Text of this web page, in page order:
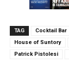
TAG Cocktail Bar
House of Suntory
Patrick Pistolesi